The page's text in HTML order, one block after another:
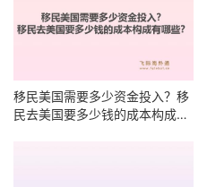
移民美国需要多少资金投入？移
民去美国要多少钱的成本构成有